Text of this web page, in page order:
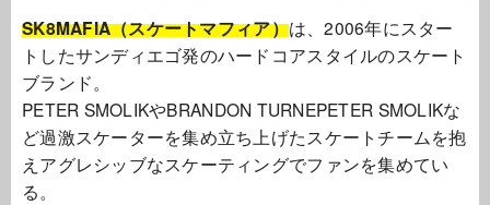
SK8MAFIA（スケートマフィア）は、2006年にスター
トしたサンディエゴ発のハードコアスタイルのスケート
ブランド。
PETER SMOLIKやBRANDON TURNEPETER SMOLIKな
ど過激スケーターを集め立ち上げたスケートチームを抱
えアグレシッブなスケーティングでファンを集めてい
る。